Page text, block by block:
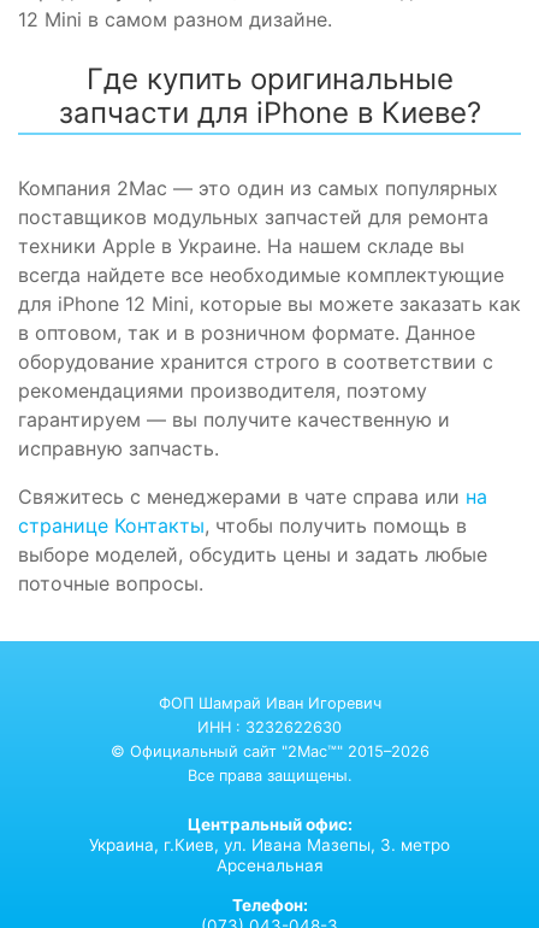
12 Mini в самом разном дизайне.
Где купить оригинальные
запчасти для iPhone в Киеве?
Компания 2Mac — это один из самых популярных
поставщиков модульных запчастей для ремонта
техники Apple в Украине. На нашем складе вы
всегда найдете все необходимые комплектующие
для iPhone 12 Mini, которые вы можете заказать как
в оптовом, так и в розничном формате. Данное
оборудование хранится строго в соответствии с
рекомендациями производителя, поэтому
гарантируем — вы получите качественную и
исправную запчасть.
Свяжитесь с менеджерами в чате справа или на
странице Контакты, чтобы получить помощь в
выборе моделей, обсудить цены и задать любые
поточные вопросы.
ФОП Шамрай Иван Игоревич
ИНН : 3232622630
© Официальный сайт "2Mac™" 2015–2026
Все права защищены.
Центральный офис:
Украина, г.Киев, ул. Ивана Мазепы, 3. метро
Арсенальная
Телефон: